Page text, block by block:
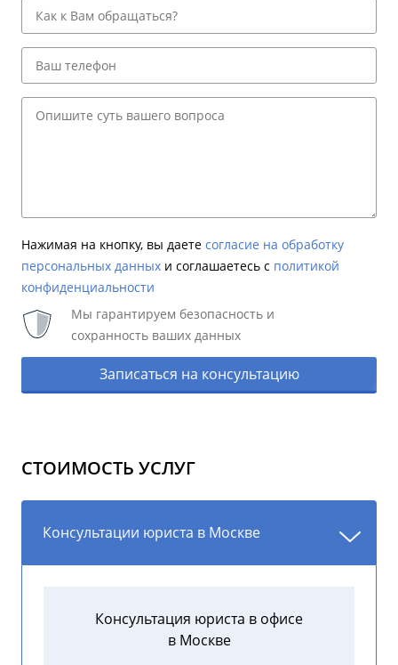
Нажимая на кнопку, вы даете согласие на обработку
персональных данных и соглашаетесь c политикой
конфиденциальности
Мы гарантируем безопасность и
сохранность ваших данных
Записаться на консультацию
СТОИМОСТЬ УСЛУГ
Консультации юриста в Москве
Консультация юриста в офисе
в Москве